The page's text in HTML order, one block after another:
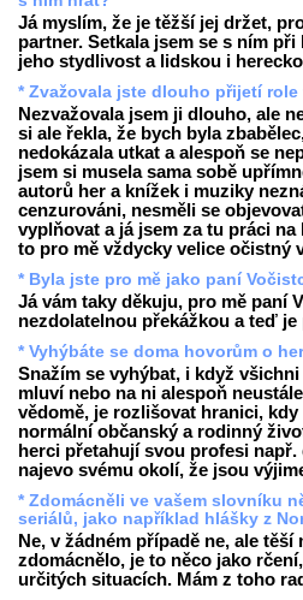
Já myslím, že je těžší jej držet,
partner. Setkala jsem se s ním
jeho stydlivost a lidskou i
* Zvažovala jste dlouho přijetí
Nezvažovala jsem ji dlouho, ale
si ale řekla, že bych byla
nedokázala utkat a alespoň se
jsem si musela sama sobě
autorů her a knížek i muziky
cenzurováni, nesměli se
vyplňovat a já jsem za tu práci
to pro mě vždycky velice očistný
* Byla jste pro mě jako paní
Já vám taky děkuju, pro mě paní
nezdolatelnou překážkou a teď
* Vyhýbáte se doma hovorům o
Snažím se vyhýbat, i když
mluví nebo na ni alespoň
vědomě, je rozlišovat hranici,
normální občanský a rodinný
herci přetahují svou profesi
najevo svému okolí, že jsou
* Zdomácněli ve vašem slovníku
seriálů, jako například hlášky z
Ne, v žádném případě ne, ale
zdomácnělo, je to něco jako
určitých situacích. Mám z toho